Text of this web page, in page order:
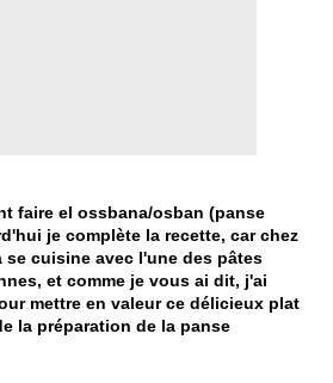
faire el ossbana/osban (panse
je complète la recette, car chez
se cuisine avec l'une des pâtes
et comme je vous ai dit, j'ai
mettre en valeur ce délicieux plat
la préparation de la panse